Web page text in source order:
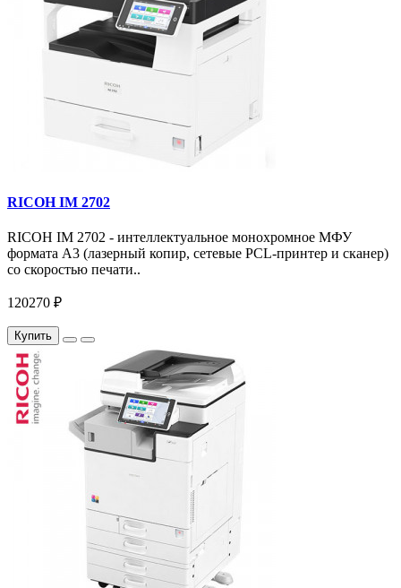
RICOH IM 2702
RICOH IM 2702 - интеллектуальное монохромное МФУ
формата А3 (лазерный копир, сетевые PCL-принтер и сканер)
со скоростью печати..
120270 ₽
Купить